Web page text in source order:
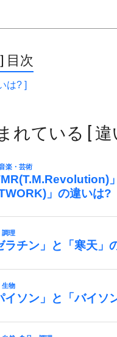
目次
は? ]
れている [ 違